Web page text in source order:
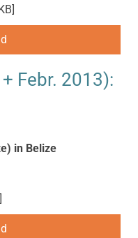
Febr. 2013):
in Belize